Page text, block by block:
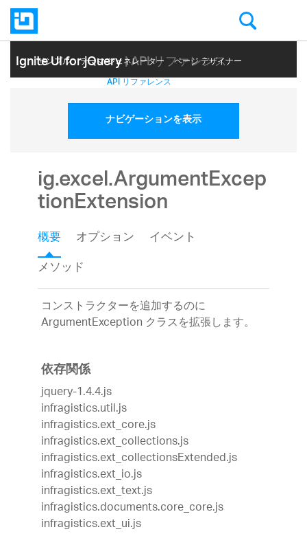
Ignite UI for jQuery| API リファレンス
サンプル テーマ ジェネレーター ページ デザイナー
ヘルプ トピック API リファレンス
ナビゲーションを表示
ig.excel.ArgumentExcep
tionExtension
概要 オプション
イベント
メソッド
コンストラクターを追加するのに
ArgumentException クラスを拡張します。
依存関係
jquery-1.4.4.js
infragistics.util.js
infragistics.ext_core.js
infragistics.ext_collections.js
infragistics.ext_collectionsExtended.js
infragistics.ext_io.js
infragistics.ext_text.js
infragistics.documents.core_core.js
infragistics.ext_ui.js